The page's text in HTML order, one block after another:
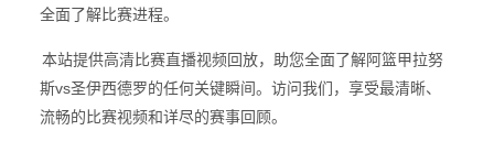
全面了解比赛进程。
本站提供高清比赛直播视频回放，助您全面了解阿篮甲拉努
斯vs圣伊西德罗的任何关键瞬间。访问我们，享受最清晰、
流畅的比赛视频和详尽的赛事回顾。